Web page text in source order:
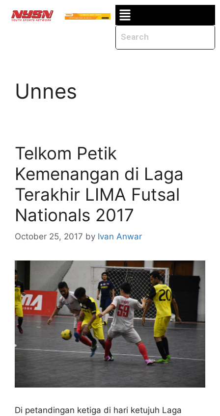
Unnes
Telkom Petik
Kemenangan di Laga
Terakhir LIMA Futsal
Nationals 2017
October 25, 2017 by Ivan Anwar
Di petandingan ketiga di hari ketujuh Laga